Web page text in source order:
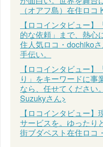
（オアフ島）在住ロコ
【ロコインタビュー
的な依頼」まで、熱心
住人気ロコ・dochiko
手伝い。
【ロコインタビュー】
り」をキーワードに事
なら、任せてください
Suzukyさん>
【ロコインタビュー
サービスを。ゆったり
街ブダペスト在住ロコ